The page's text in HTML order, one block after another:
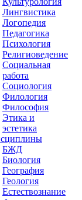
Лингвистика
Логопедия
Педагогика
Психология
Религиоведение
Социальная
работа
Социология
Филология
Философия
Этика и
эстетика
БЖД
Биология
География
Геология
Естествознание